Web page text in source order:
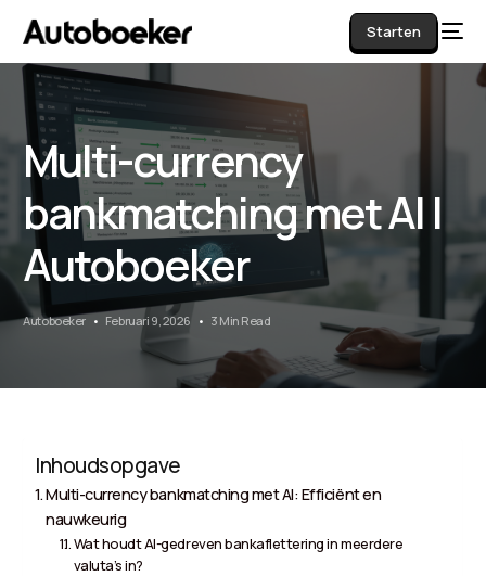
Starten
Multi-currency
bankmatching met AI |
Autoboeker
Autoboeker Februari 9, 2026 3 Min Read
Inhoudsopgave
Multi-currency bankmatching met AI: Efficiënt en
nauwkeurig
Wat houdt AI-gedreven bankaflettering in meerdere
valuta’s in?